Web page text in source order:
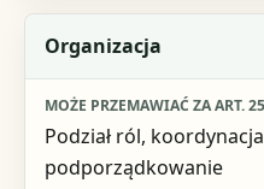
Organizacja
Podział ról,
podporządkowanie